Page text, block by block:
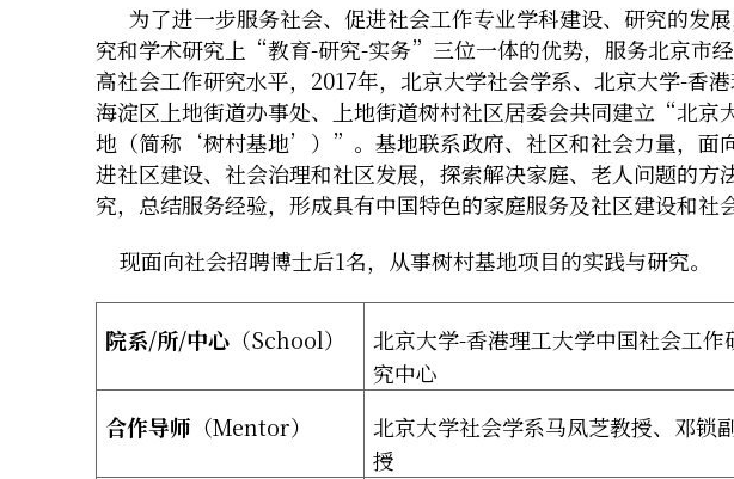
为了进一步服务社会、促进社会工作专业学科建设、研究的发
究和学术研究上“教育-研究-实务”三位一体的优势，服务北京市
高社会工作研究水平， 2017年，北京大学社会学系、北京大学-香
海淀区上地街道办事处、上地街道树村社区居委会共同建立“北京
地（简称‘树村基地’）”。基地联系政府、社区和社会力量，面
进社区建设、社会治理和社区发展，探索解决家庭、老人问题的
究，总结服务经验，形成具有中国特色的家庭服务及社区建设和社
现面向社会招聘博士后1名，从事树村基地项目的实践与研究。
院系/所/中心 （School） 北京大学-香港理工大学中国社会工作
究中心
合作导师 （Mentor）
北京大学社会学系马凤芝教授、邓锁
授